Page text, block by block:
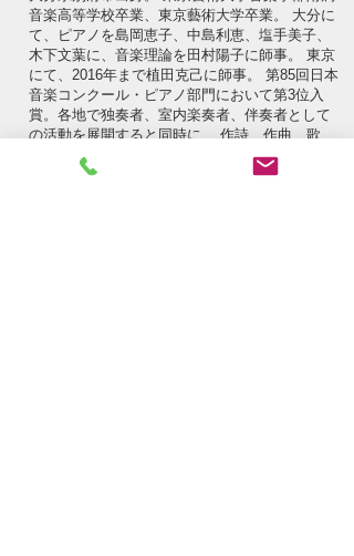
音楽高等学校卒業、東京藝術大学卒業。 大分に
て、ピアノを島岡恵子、中島利恵、塩手美子、
木下文葉に、音楽理論を田村陽子に師事。 東京
にて、2016年まで植田克己に師事。 第85回日本
音楽コンクール・ピアノ部門において第3位入
賞。各地で独奏者、室内楽奏者、伴奏者として
の活動を展開すると同時に、 作詩、作曲、歌
唱、文筆、脚本執筆なども行っている。 雁部一
浩氏(作曲家、ピアニスト)を代表とする「ピア